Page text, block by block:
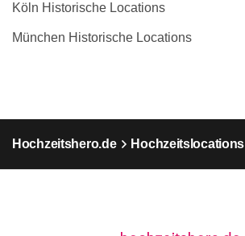
Köln Historische Locations
München Historische Locations
Hochzeitshero.de Hochzeitslocations